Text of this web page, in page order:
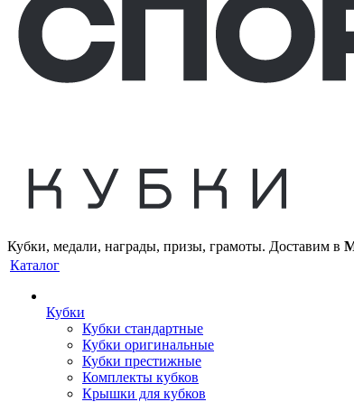
Кубки, медали, награды, призы, грамоты. Доставим в
Каталог
Кубки
Кубки стандартные
Кубки оригинальные
Кубки престижные
Комплекты кубков
Крышки для кубков